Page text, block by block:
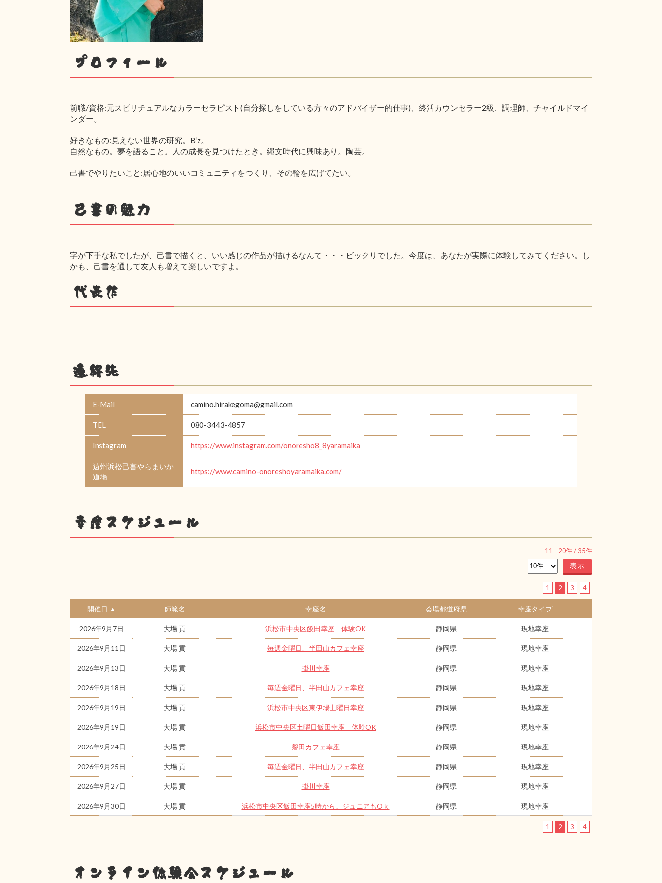
プロフィール
前職/資格:元スピリチュアルなカラーセラピスト(自分探しをしている方々のアドバイザー的仕事)、終活カウンセラー2級、調理師、チャイルドマイ
ンダー。
好きなもの:見えない世界の研究。B’z。
自然なもの。夢を語ること。人の成長を見つけたとき。縄文時代に興味あり。陶芸。
己書でやりたいこと:居心地のいいコミュニティをつくり、その輪を広げてたい。
己書の魅力
字が下手な私でしたが、己書で描くと、いい感じの作品が描けるなんて・・・ビックリでした。今度は、あなたが実際に体験してみてください。し
かも、己書を通して友人も増えて楽しいですよ。
代表作
連絡先
E-Mail camino.hirakegoma@gmail.com
TEL 080-3443-4857
Instagram https://www.instagram.com/onoresho8_8yaramaika
遠州浜松己書やらまいか
道場
https://www.camino-onoreshoyaramaika.com/
幸座スケジュール
11 - 20件 /35件
1 2 3 4
開催日 ▲ 師範名 幸座名 会場都道府県 幸座タイプ
2026年9月7日 大場 貢 浜松市中央区飯田幸座 体験OK 静岡県 現地幸座
2026年9月11日 大場 貢 毎週金曜日、半田山カフェ幸座 静岡県 現地幸座
2026年9月13日 大場 貢 掛川幸座 静岡県 現地幸座
2026年9月18日 大場 貢 毎週金曜日、半田山カフェ幸座 静岡県 現地幸座
2026年9月19日 大場 貢 浜松市中央区東伊場土曜日幸座 静岡県 現地幸座
2026年9月19日 大場 貢 浜松市中央区土曜日飯田幸座 体験OK 静岡県 現地幸座
2026年9月24日 大場 貢 磐田カフェ幸座 静岡県 現地幸座
2026年9月25日 大場 貢 毎週金曜日、半田山カフェ幸座 静岡県 現地幸座
2026年9月27日 大場 貢 掛川幸座 静岡県 現地幸座
2026年9月30日 大場 貢 浜松市中央区飯田幸座5時から。ジュニアもOｋ 静岡県 現地幸座
1 2 3 4
オンライン体験会スケジュール